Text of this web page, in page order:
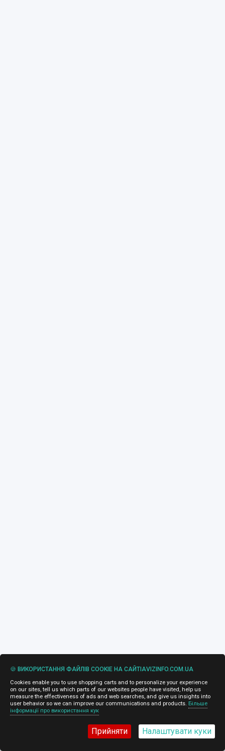
🍪 ВИКОРИСТАННЯ ФАЙЛІВ COOKIE НА САЙТІAVIZINFO.COM.UA
Cookies enable you to use shopping carts and to personalize your experience
on our sites, tell us which parts of our websites people have visited, help us
measure the effectiveness of ads and web searches, and give us insights into
user behavior so we can improve our communications and products. Більше
інформації про використання кук
Прийняти Налаштувати куки